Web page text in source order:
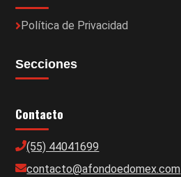
Política de Privacidad
Secciones
Contacto
(55) 44041699
contacto@afondoedomex.com